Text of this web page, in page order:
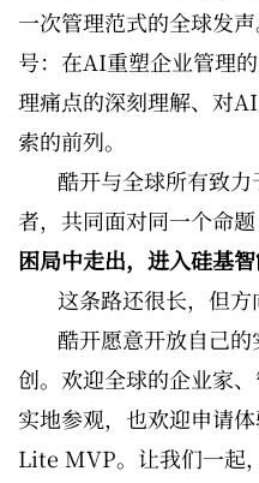
一次管理范式的全球发
号：在AI重塑企业管理
理痛点的深刻理解、对
索的前列。
酷开与全球所有致
者，共同面对同一个命题
困局中走出，进入硅基智
这条路还很长，但方
酷开愿意开放自己
创。欢迎全球的企业家
实地参观，也欢迎申请
Lite MVP。让我们一起